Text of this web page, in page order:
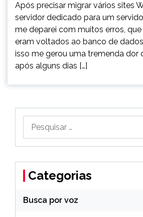
Após precisar migrar vários sites
servidor dedicado para um
me deparei com muitos erros,
eram voltados ao banco de
isso me gerou uma tremenda dor
após alguns dias […]
por:
Categorias
Busca por voz